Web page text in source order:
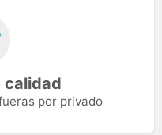
calidad
por privado